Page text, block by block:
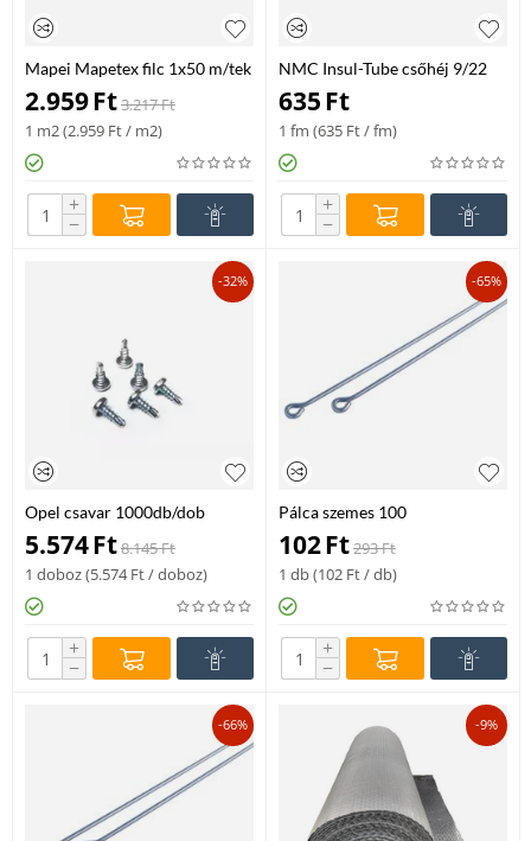
Mapei Mapetex filc 1x50 m/tek
2.959Ft3.217Ft
1 m2 (2.959 Ft/ m2)
+
−
NMC Insul-Tube csőhéj 9/22
mm, 2 fm/szál
635Ft
1 fm (635 Ft/ fm)
+
−
-32%
Opel csavar 1000db/dob
önfúró 4,2x13 mm
5.574Ft8.145Ft
1 doboz (5.574Ft/ doboz)
+
−
-65%
Pálca szemes 100
db/köteg1000 mm
102Ft293Ft
1 db (102 Ft/ db)
+
−
-66% -9%